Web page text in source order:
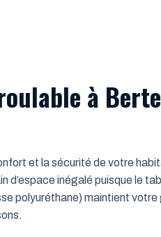
à
et la sécurité de votre
inégalé puisque le
polyuréthane) maintient